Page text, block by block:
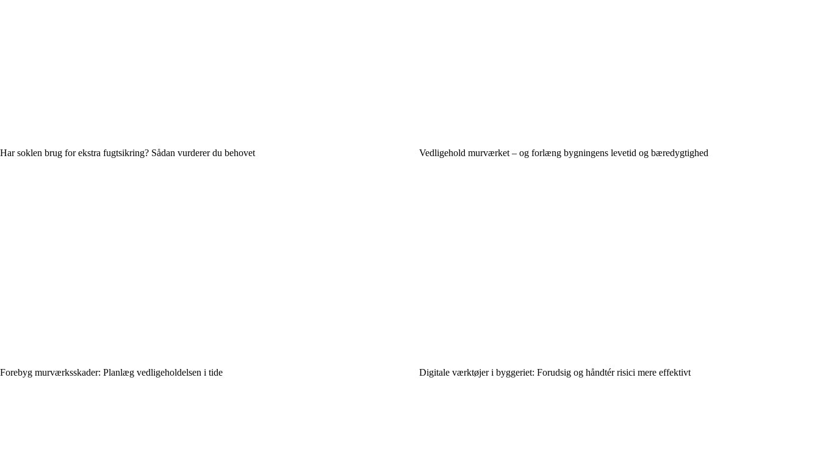
Har soklen brug for ekstra fugtsikring? Sådan vurderer du behovet Vedligehold murværket – og forlæng bygningens levetid og bæredygtighed
Forebyg murværksskader: Planlæg vedligeholdelsen i tide Digitale værktøjer i byggeriet: Forudsig og håndtér risici mere effektivt